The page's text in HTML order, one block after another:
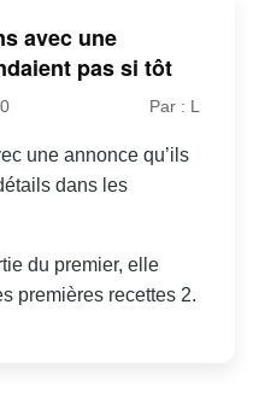
avec une
pas si tôt
Par : L
une annonce qu’ils
dans les
du premier, elle
premières recettes 2.